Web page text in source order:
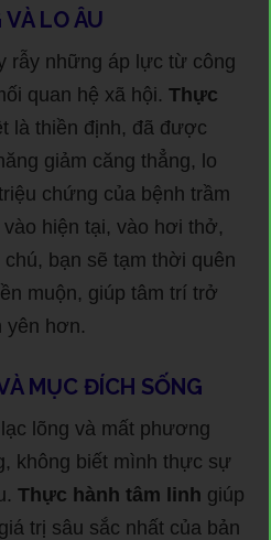
LO ÂU
rẫy những áp lực từ công
quan hệ xã hội. Thực
là thiền định, đã được
giảm căng thẳng, lo
chứng của bệnh trầm
hiện tại, vào hơi thở,
bạn sẽ tạm thời quên
muộn, giúp tâm trí trở
yên hơn.
MỤC ĐÍCH SỐNG
lõng và mất phương
không biết mình thực sự
Thực hành tâm linh giúp
trị sâu sắc nhất của bản